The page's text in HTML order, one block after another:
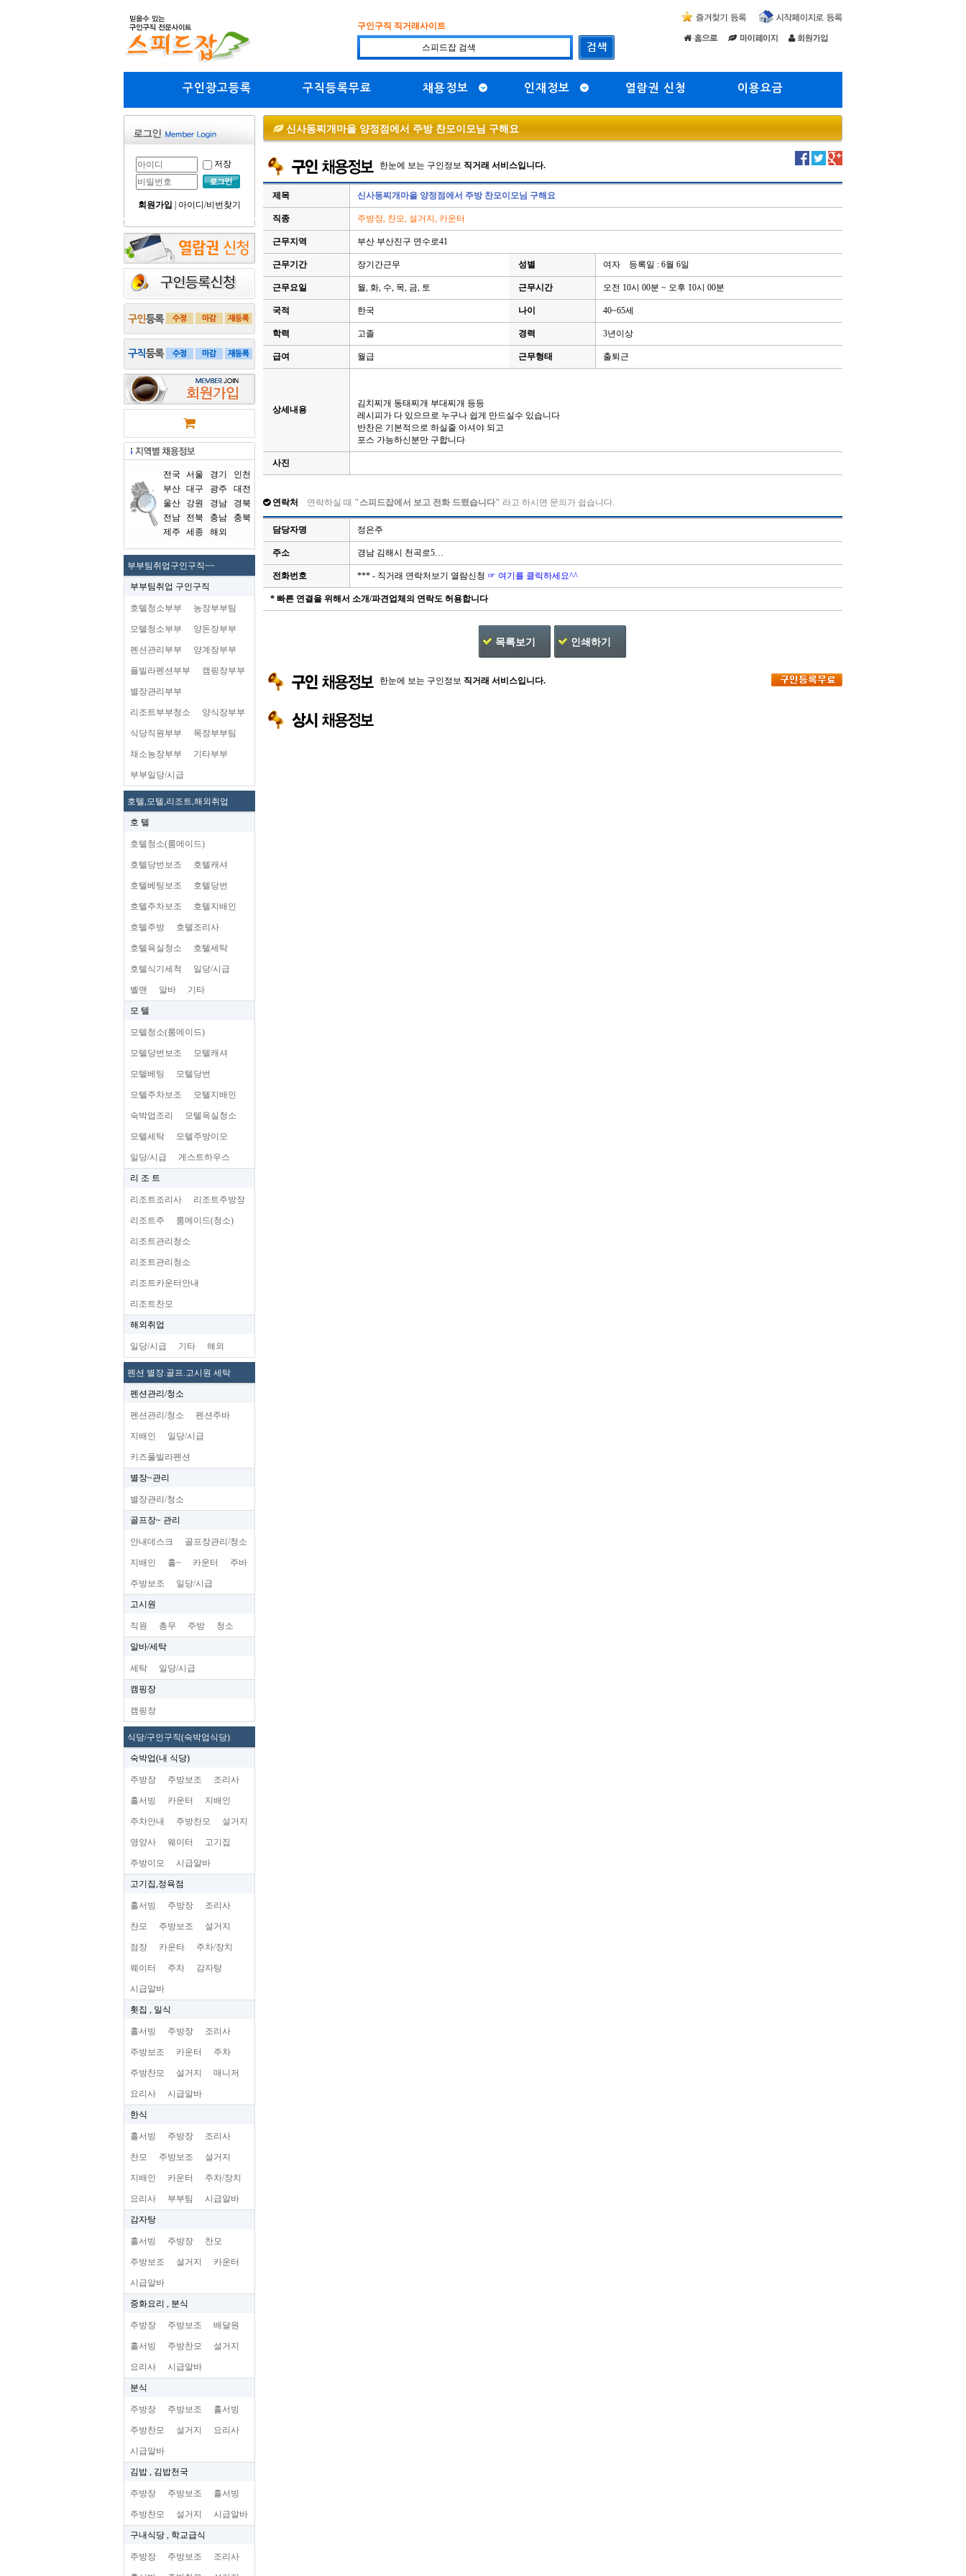
구인구직 직거래사이트
구인광고등록 구직등록무료 채용정보 인재정보 열람권 신청 이용요금
저장
회원가입 아이디/비번찾기
전국 서울 경기
인천
부산 대구 광주
대전
울산
강원 경남
경북
전남
전북 충남
충북
제주
세종 해외
부부팀취업구인구직~~
부부팀취업 구인구직
호텔청소부부 농장부부팀
모텔청소부부 양돈장부부
펜션관리부부 양계장부부
플빌라펜션부부 캠핑장부부
별장관리부부
리조트부부청소 양식장부부
식당직원부부 목장부부팀
채소농장부부 기타부부
부부일당/시급
호텔,모텔,리조트,해외취업
호 텔
호텔청소(룸메이드)
호텔당번보조 호텔캐셔
호텔베팅보조 호텔당번
호텔주차보조 호텔지배인
호텔주방 호텔조리사
호텔욕실청소 호텔세탁
호텔식기세척 일당/시급
벨맨 알바 기타
모 텔
모텔청소(룸메이드)
모텔당번보조 모텔캐셔
모텔베팅 모텔당번
모텔주차보조 모텔지배인
숙박업조리 모텔욕실청소
모텔세탁 모텔주방이모
일당/시급 게스트하우스
리 조 트
리조트조리사 리조트주방장
리조트주 룸메이드(청소)
리조트관리청소
리조트관리청소
리조트카운터안내
리조트찬모
해외취업
일당/시급 기타 해외
펜션 별장.골프.고시원 세탁
펜션관리/청소
펜션관리/청소 펜션주바
지배인 일당/시급
키즈풀빌라펜션
별장~관리
별장관리/청소
골프장~ 관리
안내데스크 골프장관리/청소
지배인 홀~ 카운터 주바
주방보조 일당/시급
고시원
직원 총무 주방 청소
알바/세탁
세탁 일당/시급
캠핑장
캠핑장
식당/구인구직(숙박업식당)
숙박업(내 식당)
주방장 주방보조 조리사
홀서빙 카운터 지배인
주차안내 주방찬모 설거지
영양사 웨이터 고기집
주방이모 시급알바
고기집,정육점
홀서빙 주방장 조리사
찬모 주방보조 설거지
점장 카운타 주차/장치
웨이터 주차 감자탕
시급알바
횟집 , 일식
홀서빙 주방장 조리사
주방보조 카운터 주차
주방찬모 설거지 매니저
요리사 시급알바
한식
홀서빙 주방장 조리사
찬모 주방보조 설거지
지배인 카운터 주차/장치
요리사 부부팀 시급알바
감자탕
홀서빙 주방장 찬모
주방보조 설거지 카운터
시급알바
중화요리 , 분식
주방장 주방보조 배달원
홀서빙 주방찬모 설거지
요리사 시급알바
분식
주방장 주방보조 홀서빙
주방찬모 설거지 요리사
시급알바
김밥 , 김밥천국
주방장 주방보조 홀서빙
주방찬모 설거지 시급알바
구내식당 , 학교급식
주방장 주방보조 조리사
신사동찌개마을 양정점에서 주방 찬모이모님 구해요
한눈에 보는 구인정보 직거래 서비스입니다.
제목 신사동찌개마을 양정점에서 주방 찬모이모님 구해요
직종 주방장, 찬모, 설거지, 카운터
근무지역 부산 부산진구 연수로41
근무기간 장기간근무 성별 여자 등록일 : 6월 6일
근무요일 월, 화, 수, 목, 금, 토 근무시간 오전 10시 00분 ~ 오후 10시 00분
국적 한국 나이 40~65세
학력 고졸 경력 3년이상
급여 월급 근무형태 출퇴근
상세내용
김치찌개 동태찌개 부대찌개 등등
레시피가 다 있으므로 누구나 쉽게 만드실수 있습니다
반찬은 기본적으로 하실줄 아셔야 되고
포스 가능하신분만 구합니다
사진
연락처 연락하실 때 "스피드잡에서 보고 전화 드렸습니다" 라고 하시면 문의가 쉽습니다.
담당자명 정은주
주소 경남 김해시 천곡로5…
전화번호 *** - 직거래 연락처보기 열람신청 ☞ 여기를 클릭하세요^^
* 빠른 연결을 위해서 소개/파견업체의 연락도 허용합니다
목록보기 인쇄하기
한눈에 보는 구인정보 직거래 서비스입니다.